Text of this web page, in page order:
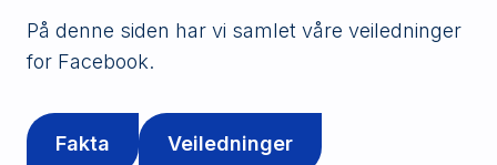
På denne siden har vi samlet våre veiledninger
for Facebook.
Fakta Veiledninger